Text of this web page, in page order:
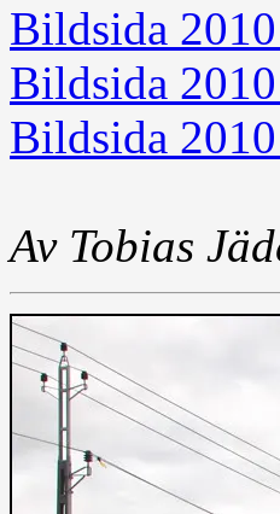
Bildsida
Bildsida
Bildsida
Av Tobias